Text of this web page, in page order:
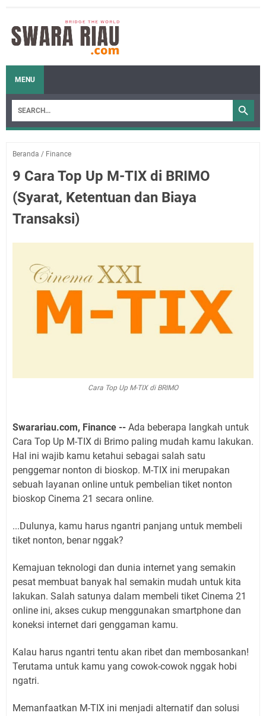
MENU
Beranda / Finance
9 Cara Top Up M-TIX di BRIMO
(Syarat, Ketentuan dan Biaya
Transaksi)
Cara Top Up M-TIX di BRIMO
Swarariau.com, Finance -- Ada beberapa langkah untuk
Cara Top Up M-TIX di Brimo paling mudah kamu lakukan.
Hal ini wajib kamu ketahui sebagai salah satu
penggemar nonton di bioskop. M-TIX ini merupakan
sebuah layanan online untuk pembelian tiket nonton
bioskop Cinema 21 secara online.
...Dulunya, kamu harus ngantri panjang untuk membeli
tiket nonton, benar nggak?
Kemajuan teknologi dan dunia internet yang semakin
pesat membuat banyak hal semakin mudah untuk kita
lakukan. Salah satunya dalam membeli tiket Cinema 21
online ini, akses cukup menggunakan smartphone dan
koneksi internet dari genggaman kamu.
Kalau harus ngantri tentu akan ribet dan membosankan!
Terutama untuk kamu yang cowok-cowok nggak hobi
ngatri.
Memanfaatkan M-TIX ini menjadi alternatif dan solusi